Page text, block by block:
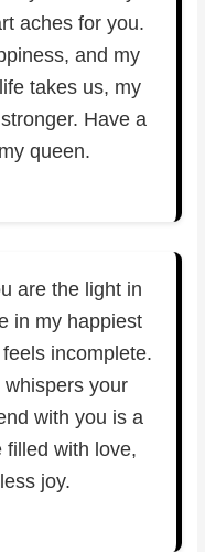
aches for you.
and my
takes us, my
Have a
queen.
are the light in
in my happiest
incomplete.
your
with you is a
filled with love,
joy.